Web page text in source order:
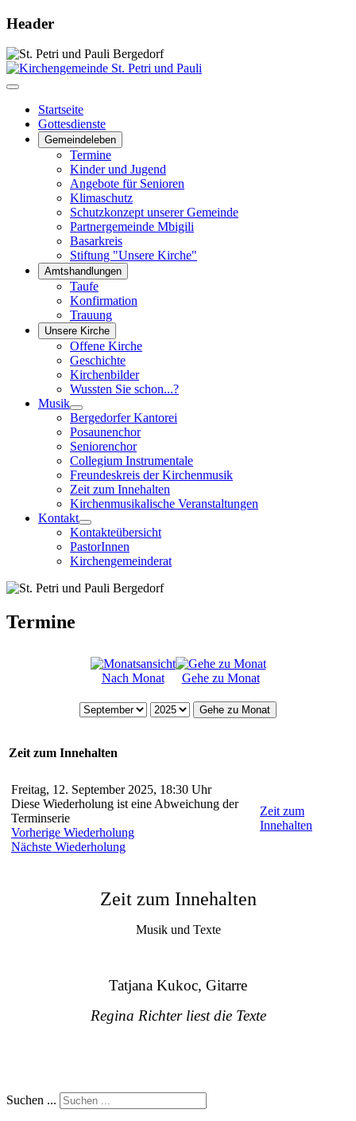
Header
Startseite
Gottesdienste
Gemeindeleben
Termine
Kinder und Jugend
Angebote für Senioren
Klimaschutz
Schutzkonzept unserer Gemeinde
Partnergemeinde Mbigili
Basarkreis
Stiftung "Unsere Kirche"
Amtshandlungen
Taufe
Konfirmation
Trauung
Unsere Kirche
Offene Kirche
Geschichte
Kirchenbilder
Wussten Sie schon...?
Musik
Bergedorfer Kantorei
Posaunenchor
Seniorenchor
Collegium Instrumentale
Freundeskreis der Kirchenmusik
Zeit zum Innehalten
Kirchenmusikalische Veranstaltungen
Kontakt
Kontakteübersicht
PastorInnen
Kirchengemeinderat
Termine
Nach Monat Gehe zu Monat
Gehe zu Monat
Zeit zum Innehalten
Freitag, 12. September 2025, 18:30 Uhr
Diese Wiederholung ist eine Abweichung der
Terminserie
Vorherige Wiederholung
Nächste Wiederholung
Zeit zum
Innehalten
Zeit zum Innehalten
Musik und Texte
Tatjana Kukoc, Gitarre
Regina Richter liest die Texte
Suchen ...